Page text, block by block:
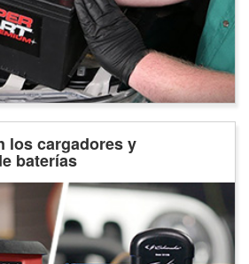
los cargadores y
baterías